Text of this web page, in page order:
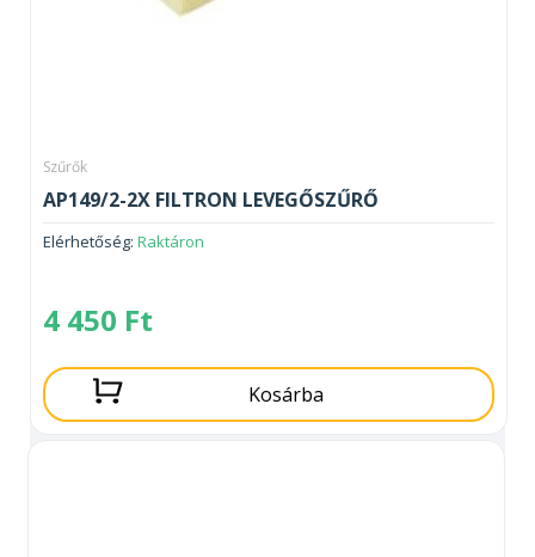
Szűrők
AP149/2-2X FILTRON LEVEGŐSZŰRŐ
Elérhetőség: Raktáron
4 450 Ft
Kosárba